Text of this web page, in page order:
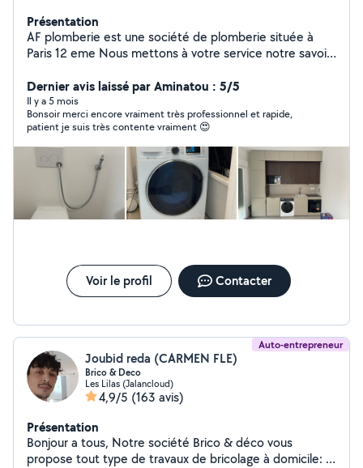
Présentation
AF plomberie est une société de plomberie située à
Paris 12 eme Nous mettons à votre service notre savoir-
installation, dépannage et entretien de plomberie. Nos
prestations couvrent : Réparation de fuites d'eau
Installation et entretien de chauffe-eau Rénovation de
salle de bain Débouchage de canalisations ️ Dépannage
rapide et urgent Pourquoi nous choisir ? Intervention
rapide et soignée Devis clair et transparent Artisan de
confiance avec plusieurs années d'expérience Service
disponible 7j/7 pour vos urgences Nous intervenons à
Paris et dans les environs îles de France
Dernier avis laissé par Aminatou : 5/5
Il y a 5 mois
Bonsoir merci encore vraiment très professionnel et rapide,
patient je suis très contente vraiment 😍
Voir le profil Contacter
Auto-entrepreneur
Joubid reda (CARMEN FLE)
Brico & Deco
Les Lilas (Jalancloud)
4,9/5 (163 avis)
Présentation
Bonjour a tous, Notre société Brico & déco vous
propose tout type de travaux de bricolage à domicile: -